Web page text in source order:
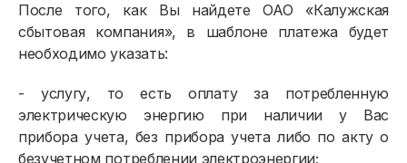
После того, как Вы найдете ОАО «Калужская
сбытовая компания», в шаблоне платежа будет
необходимо указать:
- услугу, то есть оплату за потребленную
электрическую энергию при наличии у Вас
прибора учета, без прибора учета либо по акту о
безучетном потреблении электроэнергии;